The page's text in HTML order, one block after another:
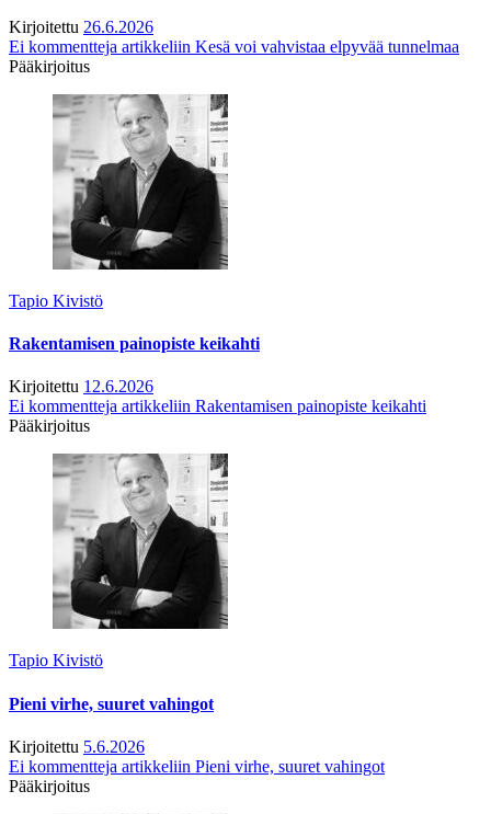
Kirjoitettu 26.6.2026
Ei kommentteja artikkeliin Kesä voi vahvistaa elpyvää tunnelmaa
Pääkirjoitus
Tapio Kivistö
Rakentamisen painopiste keikahti
Kirjoitettu 12.6.2026
Ei kommentteja artikkeliin Rakentamisen painopiste keikahti
Pääkirjoitus
Tapio Kivistö
Pieni virhe, suuret vahingot
Kirjoitettu 5.6.2026
Ei kommentteja artikkeliin Pieni virhe, suuret vahingot
Pääkirjoitus